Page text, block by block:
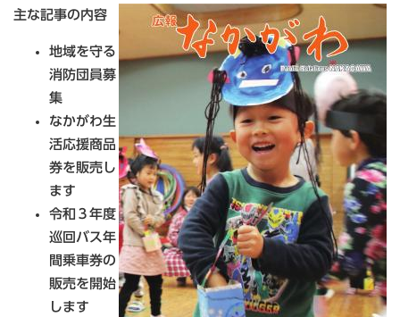
主な記事の内容
地域を守る
消防団員募
集
なかがわ生
活応援商品
券を販売し
ます
令和３年度
巡回バス年
間乗車券の
販売を開始
します